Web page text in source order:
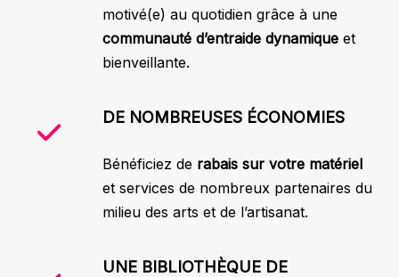
motivé(e) au quotidien grâce à une
communauté d’entraide dynamique et
bienveillante.
DE NOMBREUSES ÉCONOMIES
Bénéficiez de rabais sur votre matériel
et services de nombreux partenaires du
milieu des arts et de l’artisanat.
UNE BIBLIOTHÈQUE DE